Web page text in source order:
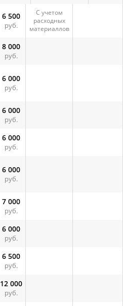
6 500
руб.
С учетом
расходных
материаллов
8 000
руб.
6 000
руб.
6 000
руб.
6 000
руб.
6 000
руб.
7 000
руб.
6 000
руб.
6 500
руб.
12 000
руб.